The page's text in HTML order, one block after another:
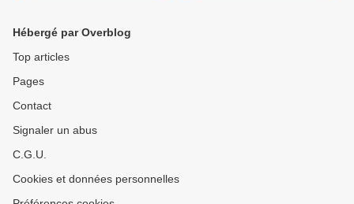
Hébergé par Overblog
Top articles
Pages
Contact
Signaler un abus
C.G.U.
Cookies et données personnelles